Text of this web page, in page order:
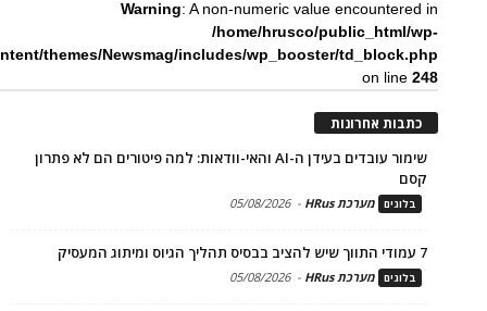
Warning: A non-numeric value encountered in
/home/hrusco/public_html/wp-
themes/Newsmag/includes/wp_booster/td_block.php
on line248
כתבות אחרונות
שימור עובדים בעידן ה-AI והאי-וודאות: למה פיטורים הם לא פתרון
קסם
בלוגים מערכת HRus -
05/08/2026
7 עמודי התווך שיש להציב בבסיס תהליך הגיוס ומיתוג המעסיק
בלוגים מערכת HRus -
05/08/2026